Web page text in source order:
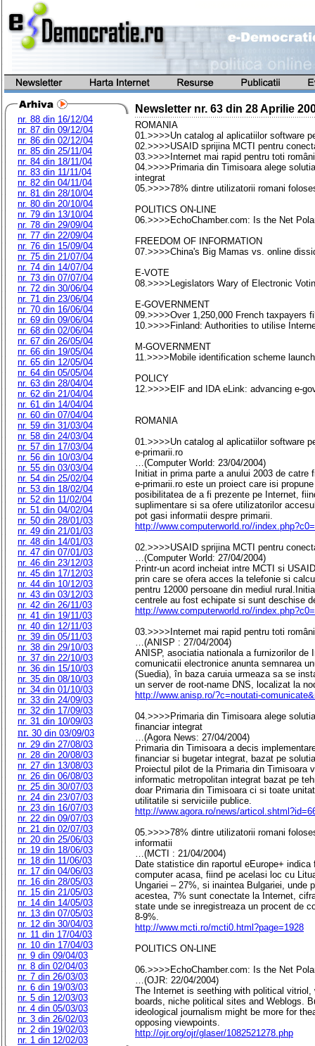
nr. 88 din 16/12/04
nr. 87 din 09/12/04
nr. 86 din 02/12/04
nr. 85 din 25/11/04
nr. 84 din 18/11/04
nr. 83 din 11/11/04
nr. 82 din 04/11/04
nr. 81 din 28/10/04
nr. 80 din 20/10/04
nr. 79 din 13/10/04
nr. 78 din 29/09/04
nr. 77 din 22/09/04
nr. 76 din 15/09/04
nr. 75 din 21/07/04
nr. 74 din 14/07/04
nr. 73 din 07/07/04
nr. 72 din 30/06/04
nr. 71 din 23/06/04
nr. 70 din 16/06/04
nr. 69 din 09/06/04
nr. 68 din 02/06/04
nr. 67 din 26/05/04
nr. 66 din 19/05/04
nr. 65 din 12/05/04
nr. 64 din 05/05/04
nr. 63 din 28/04/04
nr. 62 din 21/04/04
nr. 61 din 14/04/04
nr. 60 din 07/04/04
nr. 59 din 31/03/04
nr. 58 din 24/03/04
nr. 57 din 17/03/04
nr. 56 din 10/03/04
nr. 55 din 03/03/04
nr. 54 din 25/02/04
nr. 53 din 18/02/04
nr. 52 din 11/02/04
nr. 51 din 04/02/04
nr. 50 din 28/01/03
nr. 49 din 21/01/03
nr. 48 din 14/01/03
nr. 47 din 07/01/03
nr. 46 din 23/12/03
nr. 45 din 17/12/03
nr. 44 din 10/12/03
nr. 43 din 03/12/03
nr. 42 din 26/11/03
nr. 41 din 19/11/03
nr. 40 din 12/11/03
nr. 39 din 05/11/03
nr. 38 din 29/10/03
nr. 37 din 22/10/03
nr. 36 din 15/10/03
nr. 35 din 08/10/03
nr. 34 din 01/10/03
nr. 33 din 24/09/03
nr. 32 din 17/09/03
nr. 31 din 10/09/03
nr. 30 din 03/09/03
nr. 29 din 27/08/03
nr. 28 din 20/08/03
nr. 27 din 13/08/03
nr. 26 din 06/08/03
nr. 25 din 30/07/03
nr. 24 din 23/07/03
nr. 23 din 16/07/03
nr. 22 din 09/07/03
nr. 21 din 02/07/03
nr. 20 din 25/06/03
nr. 19 din 18/06/03
nr. 18 din 11/06/03
nr. 17 din 04/06/03
nr. 16 din 28/05/03
nr. 15 din 21/05/03
nr. 14 din 14/05/03
nr. 13 din 07/05/03
nr. 12 din 30/04/03
nr. 11 din 17/04/03
nr. 10 din 17/04/03
nr. 9 din 09/04/03
nr. 8 din 02/04/03
nr. 7 din 26/03/03
nr. 6 din 19/03/03
nr. 5 din 12/03/03
nr. 4 din 05/03/03
nr. 3 din 26/02/03
nr. 2 din 19/02/03
nr. 1 din 12/02/03
Newsletter nr. 63 din 28 Aprilie
ROMANIA
01.>>>>Un catalog al aplicatiilor software
02.>>>>USAID sprijina MCTI pentru
03.>>>>Internet mai rapid pentru toti
04.>>>>Primaria din Timisoara alege
integrat
05.>>>>78% dintre utilizatorii romani
POLITICS ON-LINE
06.>>>>EchoChamber.com: Is the Net
FREEDOM OF INFORMATION
07.>>>>China's Big Mamas vs. online
E-VOTE
08.>>>>Legislators Wary of Electronic
E-GOVERNMENT
09.>>>>Over 1,250,000 French taxpayers
10.>>>>Finland: Authorities to utilise
M-GOVERNMENT
11.>>>>Mobile identification scheme
POLICY
12.>>>>EIF and IDA eLink: advancing e-
ROMANIA
01.>>>>Un catalog al aplicatiilor software
e-primarii.ro
…(Computer World: 23/04/2004)
Initiat in prima parte a anului 2003 de catre
e-primarii.ro este un proiect care isi
posibilitatea de a fi prezente pe Internet,
suplimentare si sa ofere utilizatorilor
pot gasi informatii despre primarii.
http://www.computerworld.ro//
02.>>>>USAID sprijina MCTI pentru
…(Computer World: 27/04/2004)
Printr-un acord incheiat intre MCTI si
prin care se ofera acces la telefonie si
pentru 12000 persoane din mediul
centrele au fost echipate si sunt deschise
http://www.computerworld.ro//
03.>>>>Internet mai rapid pentru toti
…(ANISP : 27/04/2004)
ANISP, asociatia nationala a furnizorilor de
comunicatii electronice anunta semnarea
(Suedia), în baza caruia urmeaza sa se
un server de root-name DNS, localizat la
http://www.anisp.ro/?c=noutati-
04.>>>>Primaria din Timisoara alege
financiar integrat
…(Agora News: 27/04/2004)
Primaria din Timisoara a decis
financiar si bugetar integrat, bazat pe
Proiectul pilot de la Primaria din Timisoara
informatic metropolitan integrat bazat pe
doar Primaria din Timisoara ci si toate
utilitatile si serviciile publice.
http://www.agora.ro/news/
05.>>>>78% dintre utilizatorii romani
informatii
…(MCTI : 21/04/2004)
Date statistice din raportul eEurope+
computer acasa, fiind pe acelasi loc cu
Ungariei – 27%, si inaintea Bulgariei, unde
acestea, 7% sunt conectate la Internet,
state unde se inregistreaza un procent de
8-9%.
http://www.mcti.ro/mcti0.html?page=1928
POLITICS ON-LINE
06.>>>>EchoChamber.com: Is the Net
…(OJR: 22/04/2004)
The Internet is seething with political
boards, niche political sites and Weblogs.
ideological journalism might be more for
opposing viewpoints.
http://ojr.org/ojr/glaser/1082521278.php